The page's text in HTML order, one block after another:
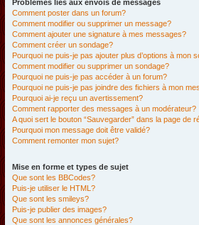
Problèmes liés aux envois de messages
Comment poster dans un forum?
Comment modifier ou supprimer un message?
Comment ajouter une signature à mes messages?
Comment créer un sondage?
Pourquoi ne puis-je pas ajouter plus d’options à mon
Comment modifier ou supprimer un sondage?
Pourquoi ne puis-je pas accéder à un forum?
Pourquoi ne puis-je pas joindre des fichiers à mon
Pourquoi ai-je reçu un avertissement?
Comment rapporter des messages à un modérateur?
A quoi sert le bouton “Sauvegarder” dans la page de
Pourquoi mon message doit être validé?
Comment remonter mon sujet?
Mise en forme et types de sujet
Que sont les BBCodes?
Puis-je utiliser le HTML?
Que sont les smileys?
Puis-je publier des images?
Que sont les annonces générales?